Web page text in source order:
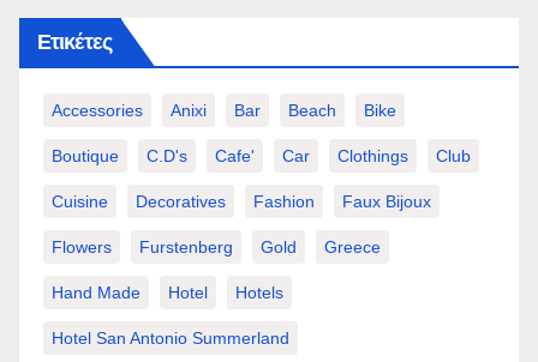
Ετικέτες
Accessories Anixi Bar Beach Bike
Boutique C.d's Cafe' Car Clothings Club
Cuisine Decoratives Fashion Faux Bijoux
Flowers Furstenberg Gold Greece
Hand Made Hotel Hotels
Hotel San Antonio Summerland